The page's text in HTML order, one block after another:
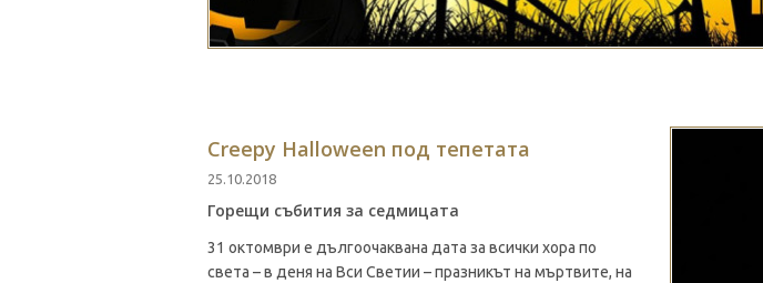
Creepy Halloween под тепетата
25.10.2018
Горещи събития за седмицата
31 октомври е дългоочаквана дата за всички хора по
света – в деня на Вси Светии – празникът на мъртвите, на